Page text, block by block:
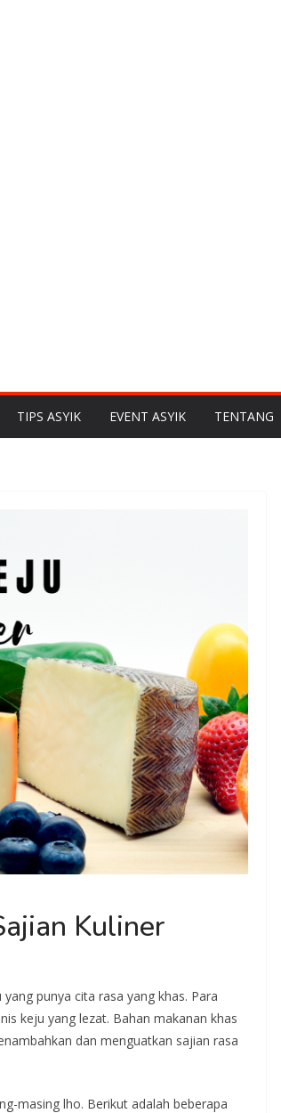
TIPS ASYIK EVENT ASYIK TENTANG
Kuliner
punya cita rasa yang khas. Para
keju yang lezat. Bahan makanan khas
dan menguatkan sajian rasa
masing lho. Berikut adalah beberapa